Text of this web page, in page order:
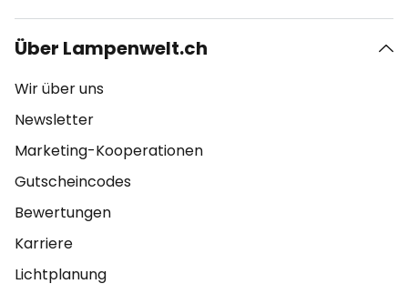
Über Lampenwelt.ch
Wir über uns
Newsletter
Marketing-Kooperationen
Gutscheincodes
Bewertungen
Karriere
Lichtplanung